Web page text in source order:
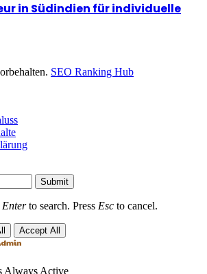
in Südindien für individuelle
SEO Ranking Hub
Submit
Enterto search. Press Esc to cancel.
Accept All
Always Active